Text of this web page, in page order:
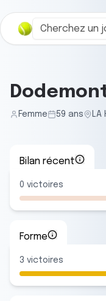
Femme 59 ans LA
Bilan récent
0 victoires
Forme
3 victoires